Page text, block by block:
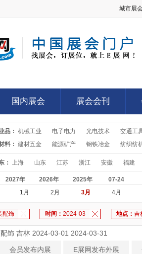
城市展
国内展会
国内展会
展会会刊
展会会刊
品： 机械工业 电子电力 光电技术 交通工
料： 建材五金 能源矿产 钢铁冶金 纺织纺
： 上海 山东 江苏 浙江 安徽 福建
2027年 2026年 2025年
07-24
1月 2月 3月 4月
配饰 时间： 2024-03 地点： 吉
饰 吉林 2024-03-01 2024-03-31
会员发布内展 E展网发布外展